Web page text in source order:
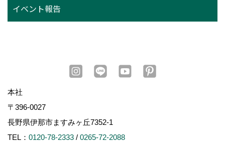
イベント報告
本社
〒396-0027
長野県伊那市ますみヶ丘7352-1
TEL： 0120-78-2333 / 0265-72-2088